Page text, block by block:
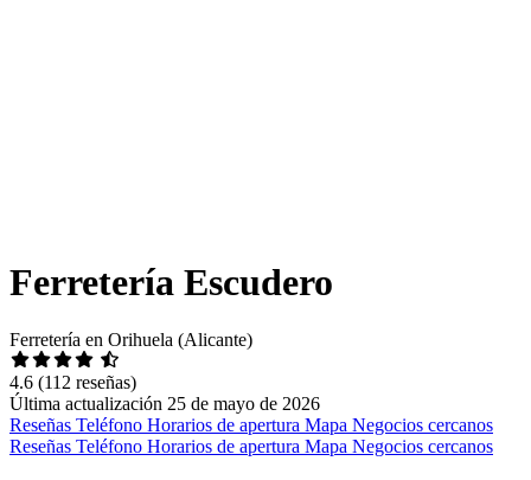
Ferretería Escudero
Ferretería en Orihuela (Alicante)
4.6 (112 reseñas)
Última actualización 25 de mayo de 2026
Reseñas Teléfono Horarios de apertura Mapa Negocios cercanos
Reseñas Teléfono Horarios de apertura Mapa Negocios cercanos